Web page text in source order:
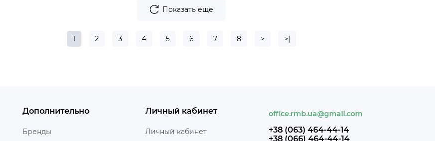
Показать еще
1 2 3 4 5 6 7 8 > >|
Дополнительно
Бренды
Личный кабинет
Личный кабинет
office.rmb.ua@gmail.com
+38 (063) 464-44-14
+38 (066) 464-44-14